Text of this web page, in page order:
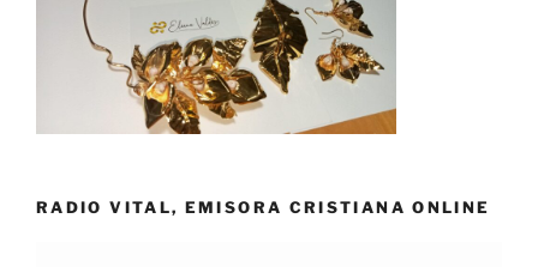
RADIO VITAL, EMISORA CRISTIANA ONLINE